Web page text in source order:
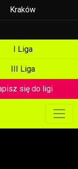
Kraków
I Liga
III Liga
się do ligi